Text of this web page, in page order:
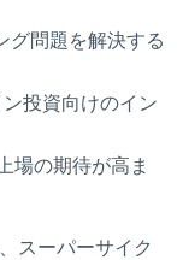
グ問題を解決する
投資向けのイン
場の期待が高ま
スーパーサイク